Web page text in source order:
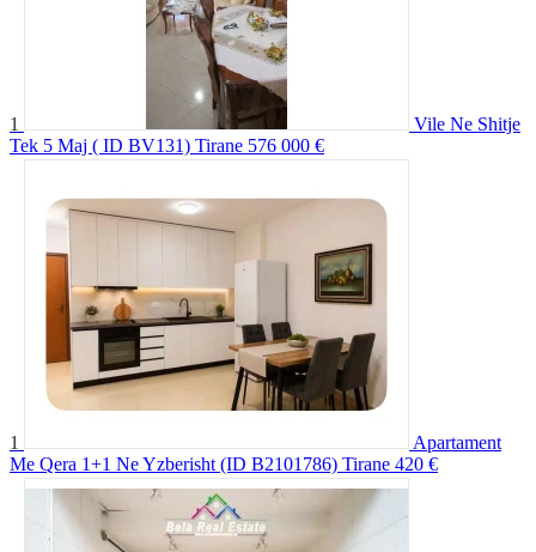
1
Vile Ne Shitje
Tek 5 Maj ( ID BV131) Tirane 576 000 €
1
Apartament
Me Qera 1+1 Ne Yzberisht (ID B2101786) Tirane 420 €